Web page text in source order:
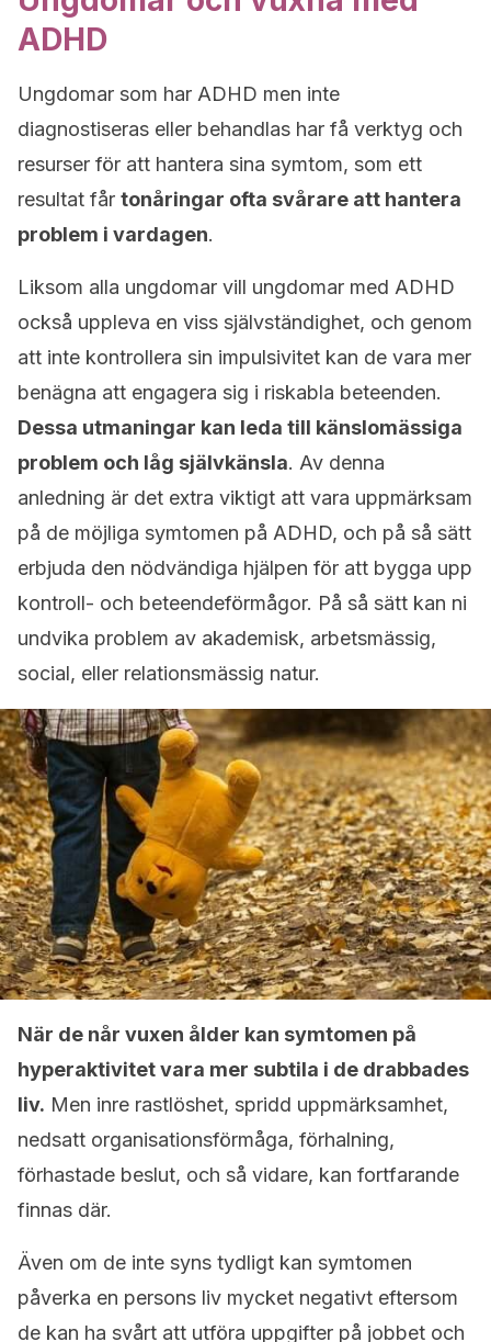
ADHD
Ungdomar som har ADHD men inte
diagnostiseras eller behandlas har få verktyg och
resurser för att hantera sina symtom, som ett
resultat får tonåringar ofta svårare att hantera
problem i vardagen.
Liksom alla ungdomar vill ungdomar med ADHD
också uppleva en viss självständighet, och genom
att inte kontrollera sin impulsivitet kan de vara mer
benägna att engagera sig i riskabla beteenden.
Dessa utmaningar kan leda till känslomässiga
problem och låg självkänsla. Av denna
anledning är det extra viktigt att vara uppmärksam
på de möjliga symtomen på ADHD, och på så sätt
erbjuda den nödvändiga hjälpen för att bygga upp
kontroll- och beteendeförmågor. På så sätt kan ni
undvika problem av akademisk, arbetsmässig,
social, eller relationsmässig natur.
När de når vuxen ålder kan symtomen på
hyperaktivitet vara mer subtila i de drabbades
liv. Men inre rastlöshet, spridd uppmärksamhet,
nedsatt organisationsförmåga, förhalning,
förhastade beslut, och så vidare, kan fortfarande
finnas där.
Även om de inte syns tydligt kan symtomen
påverka en persons liv mycket negativt eftersom
de kan ha svårt att utföra uppgifter på jobbet och